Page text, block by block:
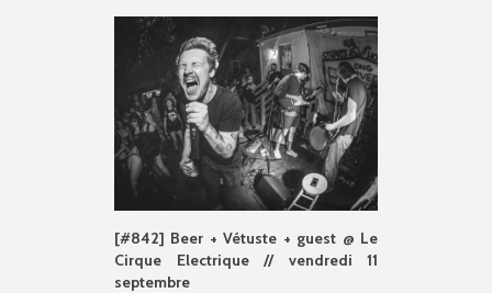
[#842] Beer + Vétuste + guest @ Le
Cirque Electrique // vendredi 11
septembre